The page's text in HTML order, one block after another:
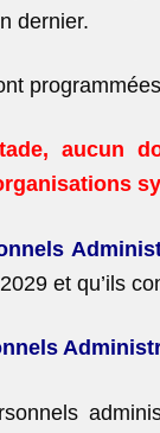
dernier.
aucun
et qu’ils